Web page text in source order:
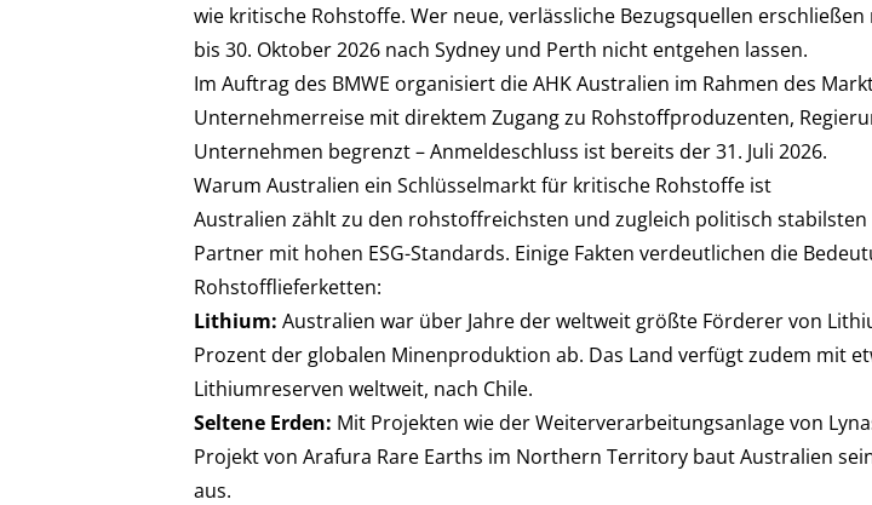
wie kritische Rohstoffe. Wer neue, verlässliche Bezugsquellen
bis 30. Oktober 2026 nach Sydney und Perth nicht entgehen lassen.
Im Auftrag des BMWE organisiert die AHK Australien im Rahmen des
Unternehmerreise mit direktem Zugang zu Rohstoffproduzenten,
Unternehmen begrenzt – Anmeldeschluss ist bereits der 31. Juli 2026.
Warum Australien ein Schlüsselmarkt für kritische Rohstoffe ist
Australien zählt zu den rohstoffreichsten und zugleich politisch
Partner mit hohen ESG-Standards. Einige Fakten verdeutlichen die
Rohstofflieferketten:
Lithium: Australien war über Jahre der weltweit größte Förderer von
Prozent der globalen Minenproduktion ab. Das Land verfügt zudem mit
Lithiumreserven weltweit, nach Chile.
Seltene Erden: Mit Projekten wie der Weiterverarbeitungsanlage von
Projekt von Arafura Rare Earths im Northern Territory baut Australien
aus.